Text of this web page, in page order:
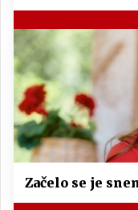
Začelo se je